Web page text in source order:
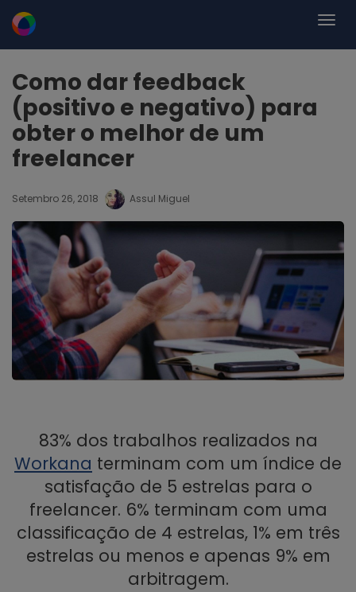
Como dar feedback
(positivo e negativo) para
obter o melhor de um
freelancer
Setembro 26, 2018 Assul Miguel
83% dos trabalhos realizados na
Workana terminam com um índice de
satisfação de 5 estrelas para o
freelancer. 6% terminam com uma
classificação de 4 estrelas, 1% em três
estrelas ou menos e apenas 9% em
arbitragem.